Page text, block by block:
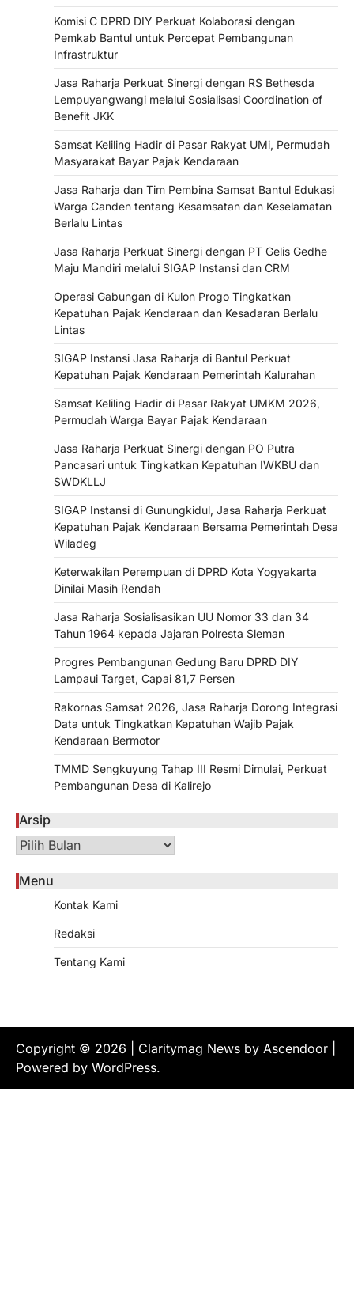
Komisi C DPRD DIY Perkuat Kolaborasi dengan
Pemkab Bantul untuk Percepat Pembangunan
Infrastruktur
Jasa Raharja Perkuat Sinergi dengan RS Bethesda
Lempuyangwangi melalui Sosialisasi Coordination of
Benefit JKK
Samsat Keliling Hadir di Pasar Rakyat UMi, Permudah
Masyarakat Bayar Pajak Kendaraan
Jasa Raharja dan Tim Pembina Samsat Bantul Edukasi
Warga Canden tentang Kesamsatan dan Keselamatan
Berlalu Lintas
Jasa Raharja Perkuat Sinergi dengan PT Gelis Gedhe
Maju Mandiri melalui SIGAP Instansi dan CRM
Operasi Gabungan di Kulon Progo Tingkatkan
Kepatuhan Pajak Kendaraan dan Kesadaran Berlalu
Lintas
SIGAP Instansi Jasa Raharja di Bantul Perkuat
Kepatuhan Pajak Kendaraan Pemerintah Kalurahan
Samsat Keliling Hadir di Pasar Rakyat UMKM 2026,
Permudah Warga Bayar Pajak Kendaraan
Jasa Raharja Perkuat Sinergi dengan PO Putra
Pancasari untuk Tingkatkan Kepatuhan IWKBU dan
SWDKLLJ
SIGAP Instansi di Gunungkidul, Jasa Raharja Perkuat
Kepatuhan Pajak Kendaraan Bersama Pemerintah Desa
Wiladeg
Keterwakilan Perempuan di DPRD Kota Yogyakarta
Dinilai Masih Rendah
Jasa Raharja Sosialisasikan UU Nomor 33 dan 34
Tahun 1964 kepada Jajaran Polresta Sleman
Progres Pembangunan Gedung Baru DPRD DIY
Lampaui Target, Capai 81,7 Persen
Rakornas Samsat 2026, Jasa Raharja Dorong Integrasi
Data untuk Tingkatkan Kepatuhan Wajib Pajak
Kendaraan Bermotor
TMMD Sengkuyung Tahap III Resmi Dimulai, Perkuat
Pembangunan Desa di Kalirejo
Arsip
Arsip
Menu
Kontak Kami
Redaksi
Tentang Kami
Copyright © 2026 | Claritymag News by Ascendoor
Powered by WordPress.